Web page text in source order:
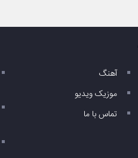
آهنگ
موزیک ویدیو
تماس با ما